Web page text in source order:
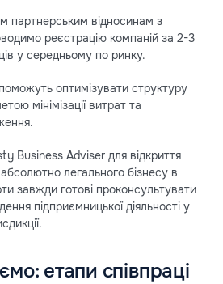
партнерським відносинам з
реєстрацію компаній за 2-3
у середньому по ринку.
оптимізувати структуру
мінімізації витрат та
Business Adviser для відкриття
абсолютно легального бізнесу в
завжди готові проконсультувати
підприємницької діяльності у
етапи співпраці